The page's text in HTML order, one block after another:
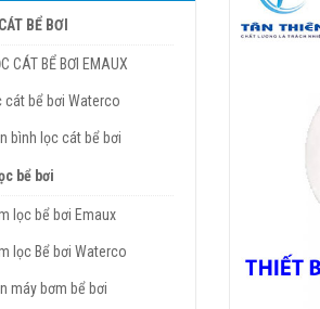
BỂ BƠI
CÁT BỂ BƠI EMAUX
cát bể bơi Waterco
bình lọc cát bể bơi
bể bơi
lọc bể bơi Emaux
lọc Bể bơi Waterco
máy bơm bể bơi